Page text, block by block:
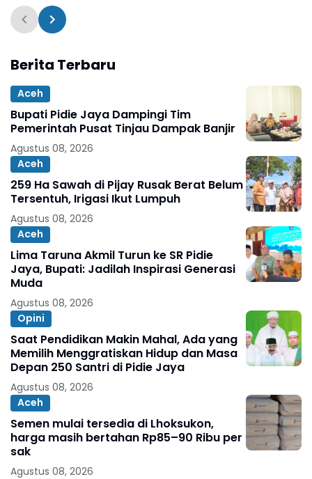
Berita Terbaru
Aceh
Bupati Pidie Jaya Dampingi Tim
Pemerintah Pusat Tinjau Dampak Banjir
Agustus 08, 2026
Aceh
259 Ha Sawah di Pijay Rusak Berat Belum
Tersentuh, Irigasi Ikut Lumpuh
Agustus 08, 2026
Aceh
Lima Taruna Akmil Turun ke SR Pidie
Jaya, Bupati: Jadilah Inspirasi Generasi
Muda
Agustus 08, 2026
Opini
Saat Pendidikan Makin Mahal, Ada yang
Memilih Menggratiskan Hidup dan Masa
Depan 250 Santri di Pidie Jaya
Agustus 08, 2026
Aceh
Semen mulai tersedia di Lhoksukon,
harga masih bertahan Rp85–90 Ribu per
sak
Agustus 08, 2026